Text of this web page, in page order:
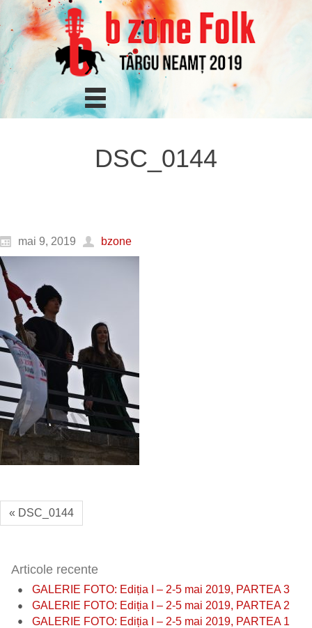
DSC_0144
mai 9, 2019 bzone
« DSC_0144
Articole recente
GALERIE FOTO: Ediția I – 2-5 mai 2019, PARTEA 3
GALERIE FOTO: Ediția I – 2-5 mai 2019, PARTEA 2
GALERIE FOTO: Ediția I – 2-5 mai 2019, PARTEA 1